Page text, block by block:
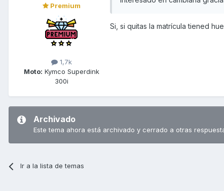
Premium
1,7k
Moto: Kymco Superdink
300i
Si, si quitas la matrícula tiened
Archivado
Este tema ahora está archivado y cerrado a otras
Ir a la lista de temas